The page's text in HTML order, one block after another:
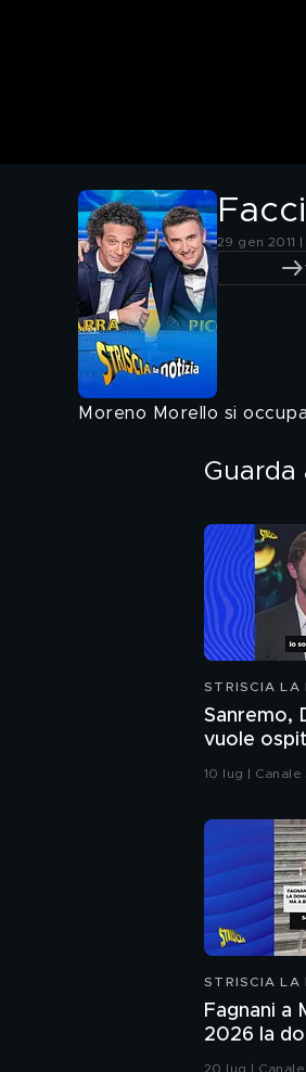
29 gen 2011
Moreno Morello si
Guarda
STRISCIA LA
Sanremo,
vuole ospiti Belén
Emma: il
10 lug | Canale
STRISCIA LA
Fagnani a
2026 la
non si fa".
20 lug | Canale